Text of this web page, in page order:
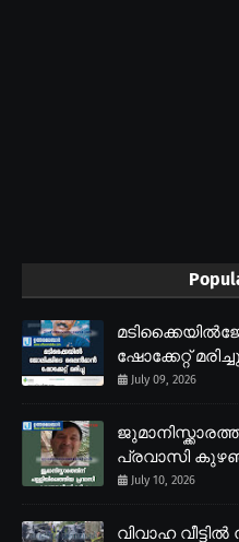
ഷോക്കേറ്റ് മരിച്ചു
July 09, 2026
പ്രവാസി
July 10, 2026
വിവാഹ